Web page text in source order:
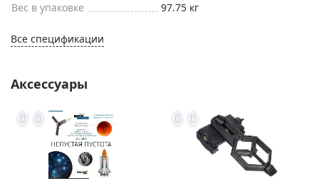
Вес в упаковке
97.75 кг
Все спецификации
Аксессуары